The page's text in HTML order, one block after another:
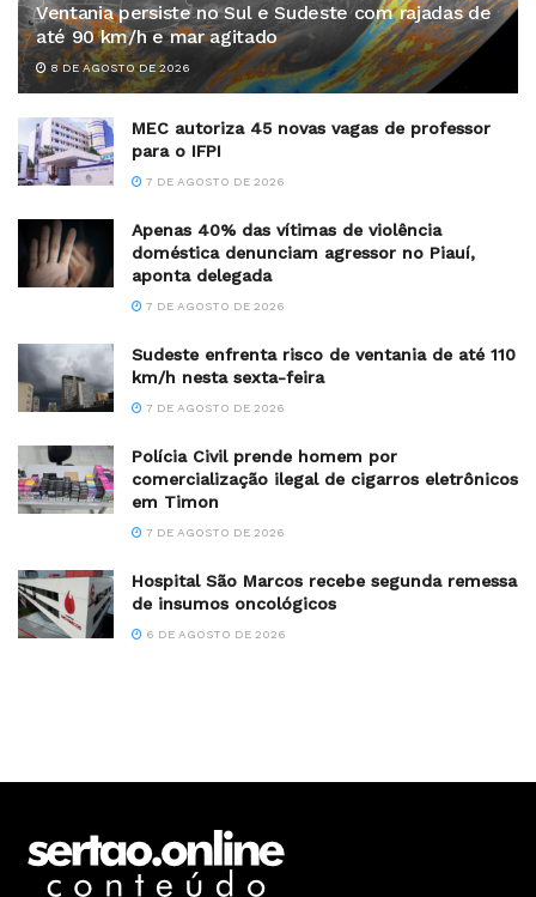
Ventania persiste no Sul e Sudeste com rajadas de
até 90 km/h e mar agitado
8 DE AGOSTO DE 2026
MEC autoriza 45 novas vagas de professor
para o IFPI
7 DE AGOSTO DE 2026
Apenas 40% das vítimas de violência
doméstica denunciam agressor no Piauí,
aponta delegada
7 DE AGOSTO DE 2026
Sudeste enfrenta risco de ventania de até 110
km/h nesta sexta-feira
7 DE AGOSTO DE 2026
Polícia Civil prende homem por
comercialização ilegal de cigarros eletrônicos
em Timon
7 DE AGOSTO DE 2026
Hospital São Marcos recebe segunda remessa
de insumos oncológicos
6 DE AGOSTO DE 2026